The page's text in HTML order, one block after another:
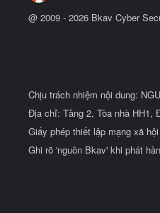
@ 2009 - 2026 Bkav Cyber
Chịu trách nhiệm nội dung:
Địa chỉ: Tầng 2, Tòa nhà HH1,
Giấy phép thiết lập mạng xã
Ghi rõ 'nguồn Bkav' khi phát